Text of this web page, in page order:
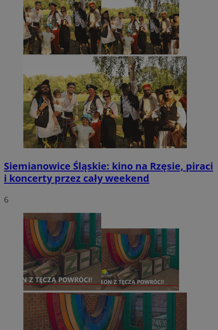
Siemianowice Śląskie: kino na Rzęsie, piraci
i koncerty przez cały weekend
6